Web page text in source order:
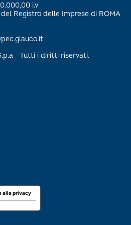
i.v
del Registro delle Imprese di ROMA
- Tutti i diritti riservati.
alla privacy